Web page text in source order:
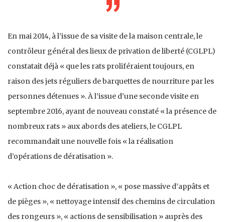
En mai 2014, à l’issue de sa visite de la maison centrale, le
contrôleur général des lieux de privation de liberté (CGLPL)
constatait déjà « que les rats proliféraient toujours, en
raison des jets réguliers de barquettes de nourriture par les
personnes détenues ». À l’issue d’une seconde visite en
septembre 2016, ayant de nouveau constaté « la présence de
nombreux rats » aux abords des ateliers, le CGLPL
recommandait une nouvelle fois « la réalisation
d’opérations de dératisation ».
« Action choc de dératisation », « pose massive d’appâts et
de pièges », « nettoyage intensif des chemins de circulation
des rongeurs », « actions de sensibilisation » auprès des